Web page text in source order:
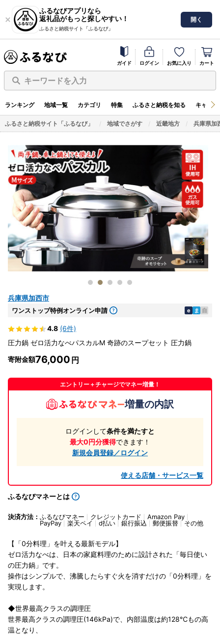
ふるなびアプリなら
返礼品がもっと探しやすい！
ふるさと納税サイト「ふるなび」
開く
ガイド ログイン お気に入り カート
キーワードを入力
ランキング 地域一覧 カテゴリ 特集 ふるさと納税を知る キャン
ふるさと納税サイト「ふるなび」 地域でさがす 近畿地方 兵庫県加
兵庫県加西市
ワンストップ特例オンライン申請 e ま 自
4.8 (6件)
圧力鍋 ゼロ活力なべパスカルM 奇跡のスープセット 圧力鍋
寄附金額76,000
エントリー＋チャージでマネー増量！
増量の内訳
ログインして条件を満たすと
最大0円分獲得できます！
新規会員登録／ログイン
使える店舗・サービス一覧
ふるなびマネーとは
決済方法： ふるなびマネー クレジットカード
Amazon Pay
PayPay
楽天ペイ d払い 銀行振込 郵便振替 その他
【「0分料理」を叶える最新モデル】
ゼロ活力なべは、日本の家庭料理のために設計された「毎日使い
の圧力鍋」です。
操作はシンプルで、沸騰したらすぐ火を消すだけの「0分料理」を
実現します。
◆世界最高クラスの調理圧
世界最高クラスの調理圧(146kPa)で、内部温度は約128℃もの高
温となり、